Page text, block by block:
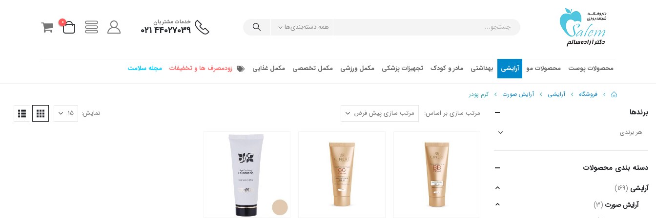
همه دسته‌بندی‌ها خدمات مشتریان
44027039 021
0
محصولات پوست محصولات مو آرایشی بهداشتی مادر و کودک تجهیزات پزشکی مکمل ورزشی مکمل تخصصی مکمل غذایی زودمصرف ها و تخفیفات مجله سلامت
فروشگاه آرایشی آرایش صورت کرم پودر
مرتب سازی بر اساس: نمایش: برندها
دسته‌ بندی محصولات
آرایشی (169)
آرایش صورت (3)